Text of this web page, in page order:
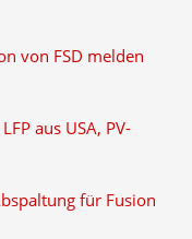
von FSD melden
aus USA, PV-
für Fusion